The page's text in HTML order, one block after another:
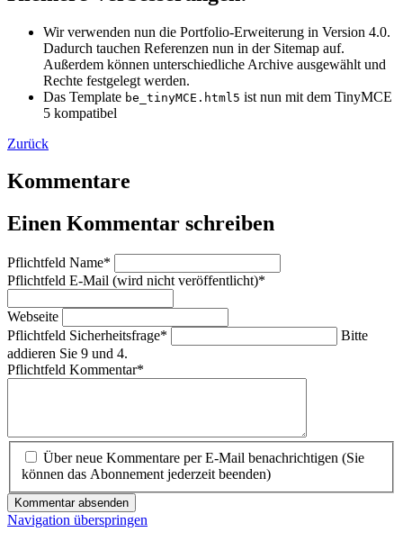
Wir verwenden nun die Portfolio-Erweiterung in Version 4.0.
Dadurch tauchen Referenzen nun in der Sitemap auf.
Außerdem können unterschiedliche Archive ausgewählt und
Rechte festgelegt werden.
Das Template be_tinyMCE.html5 ist nun mit dem TinyMCE
5 kompatibel
Zurück
Kommentare
Einen Kommentar schreiben
Pflichtfeld Name*
Pflichtfeld E-Mail (wird nicht veröffentlicht)*
Webseite
Pflichtfeld Sicherheitsfrage*
Bitte
addieren Sie 9 und 4.
Pflichtfeld Kommentar*
Über neue Kommentare per E-Mail benachrichtigen (Sie
können das Abonnement jederzeit beenden)
Kommentar absenden
Navigation überspringen